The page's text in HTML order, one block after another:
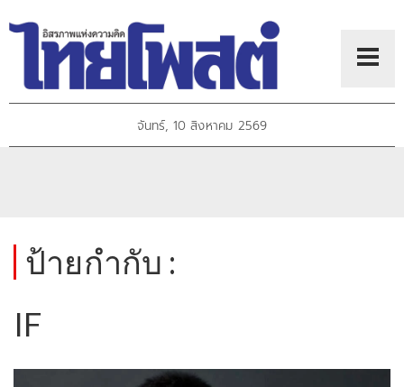
จันทร์, 10 สิงหาคม 2569
ป้ายกำกับ :
IF